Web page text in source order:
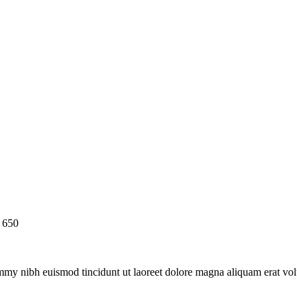
650
nibh euismod tincidunt ut laoreet dolore magna aliquam erat